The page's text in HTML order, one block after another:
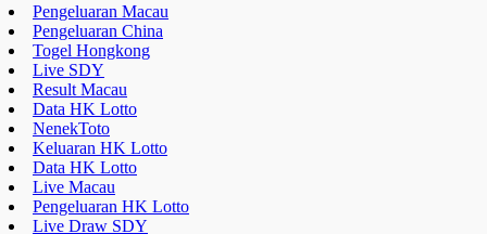
Pengeluaran Macau
Pengeluaran China
Togel Hongkong
Live SDY
Result Macau
Data HK Lotto
NenekToto
Keluaran HK Lotto
Data HK Lotto
Live Macau
Pengeluaran HK Lotto
Live Draw SDY